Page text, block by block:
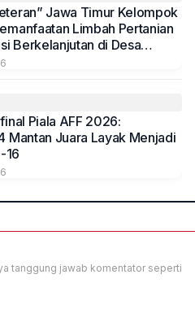
Jawa Timur Kelompok
Limbah Pertanian
Berkelanjutan di Desa
Dihadiri Rektorat dan
Piala AFF 2026:
Mantan Juara Layak Menjadi
16
tanggung jawab komentator seperti